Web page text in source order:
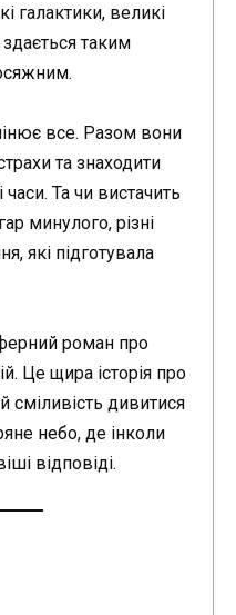
галактики, великі
таким
все. Разом вони
та знаходити
часи. Та чи вистачить
минулого, різні
які підготувала
роман про
Це щира історія про
дивитися
небо, де інколи
відповіді.